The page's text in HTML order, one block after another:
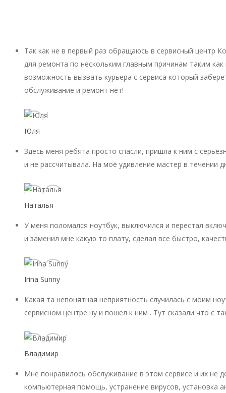
Так как не в первый раз обращаюсь в сервисный центр
для ремонта по нескольким главным причинам таким
возможность вызвать курьера с сервиса который
обслуживание и ремонт нет!
Юля
Здесь меня ребята просто спасли, пришла к ним с
и не рассчитывала. На моё удивление мастер в течении
Наталья
У меня поломался ноутбук, выключился и перестал
и заменил мне какую то плату, сделал все быстро,
Irina Sunny
Какая та непонятная неприятность случилась с моим
сервисном центре ну и пошел к ним . Тут сказали что с
Владимир
Мне понравилось обслуживание в этом сервисе и их не
компьютерная помощь, устранение вирусов, установка